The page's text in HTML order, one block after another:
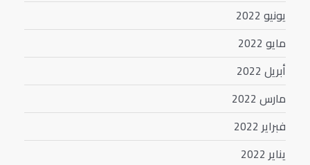
يونيو 2022
مايو 2022
أبريل 2022
مارس 2022
فبراير 2022
يناير 2022